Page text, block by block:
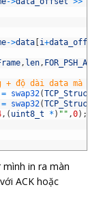
->data i+data_offset
, len, FOR_PSH_ACK
= swap32(
= swap32(
, ( uint8_t * ) "" ,0) ;
in ra màn
ACK hoặc